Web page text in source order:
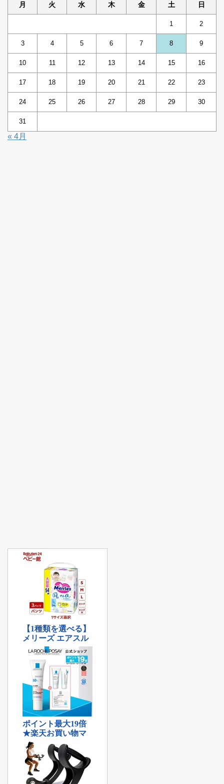
月 火 水 木 金 土 日
1 2
3 4 5 6 7 8 9
10 11 12 13 14 15 16
17 18 19 20 21 22 23
24 25 26 27 28 29 30
31
« 4月